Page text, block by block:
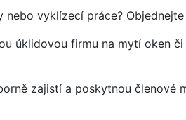
vyklízecí práce? Objednejte
úklidovou firmu na mytí oken
zajistí a poskytnou členové